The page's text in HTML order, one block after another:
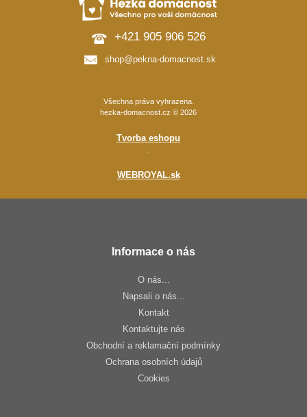
+421 905 906 526
shop@pekna-domacnost.sk
Všechna práva vyhrazena.
hezka-domacnost.cz © 2026
Tvorba eshopu
:
WEBROYAL.sk
Informace o nás
O nás...
Napsali o nás...
Kontakt
Kontaktujte nás
Obchodní a reklamační podmínky
Ochrana osobních údajů
Cookies